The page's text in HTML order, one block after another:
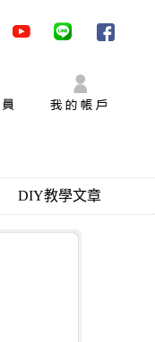
youtube
DIY教學文章